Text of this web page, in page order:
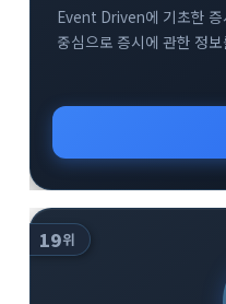
Event Driven에 기초한
중심으로 증시에 관한 정
19위